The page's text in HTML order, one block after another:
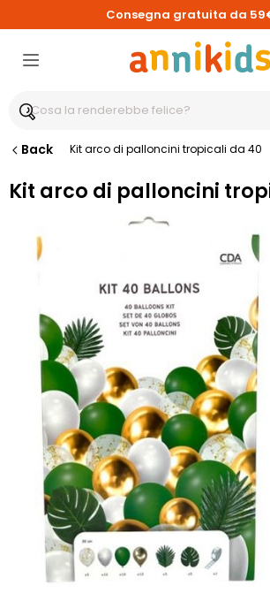
Consegna gratuita da
Back Kit arco di palloncini tropicali da 40
Kit arco di palloncini